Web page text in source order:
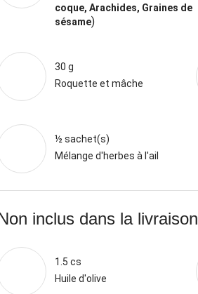
coque, Arachides, Graines de
sésame)
30 g
Roquette et mâche
½ sachet(s)
Mélange d'herbes à l'ail
inclus dans la livraison
1.5 cs
Huile d'olive